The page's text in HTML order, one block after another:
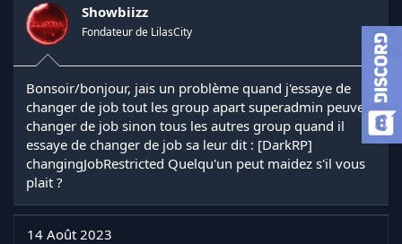
a
t
e
u
d
e
l
d
i
s
c
u
s
e
d
é
t
Showbiizz
Fondateur de LilasCity
Bonsoir/bonjour, jais un problème quand j'essaye de
changer de job tout les group apart superadmin peuve
changer de job sinon tous les autres group quand il
essaye de changer de job sa leur dit : [DarkRP]
changingJobRestricted Quelqu'un peut maidez s'il vous
plait ?
14 Août 2023